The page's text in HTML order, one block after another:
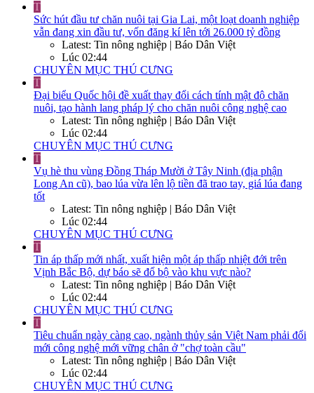
T
Sức hút đầu tư chăn nuôi tại Gia Lai, một loạt doanh nghiệp
vẫn đang xin đầu tư, vốn đăng kí lên tới 26.000 tỷ đồng
Latest: Tin nông nghiệp | Báo Dân Việt
Lúc 02:44
CHUYÊN MỤC THÚ CƯNG
T
Đại biểu Quốc hội đề xuất thay đổi cách tính mật độ chăn
nuôi, tạo hành lang pháp lý cho chăn nuôi công nghệ cao
Latest: Tin nông nghiệp | Báo Dân Việt
Lúc 02:44
CHUYÊN MỤC THÚ CƯNG
T
Vụ hè thu vùng Đồng Tháp Mười ở Tây Ninh (địa phận
Long An cũ), bao lúa vừa lên lộ tiền đã trao tay, giá lúa đang
tốt
Latest: Tin nông nghiệp | Báo Dân Việt
Lúc 02:44
CHUYÊN MỤC THÚ CƯNG
T
Tin áp thấp mới nhất, xuất hiện một áp thấp nhiệt đới trên
Vịnh Bắc Bộ, dự báo sẽ đổ bộ vào khu vực nào?
Latest: Tin nông nghiệp | Báo Dân Việt
Lúc 02:44
CHUYÊN MỤC THÚ CƯNG
T
Tiêu chuẩn ngày càng cao, ngành thủy sản Việt Nam phải đổi
mới công nghệ mới vững chân ở "chợ toàn cầu"
Latest: Tin nông nghiệp | Báo Dân Việt
Lúc 02:44
CHUYÊN MỤC THÚ CƯNG